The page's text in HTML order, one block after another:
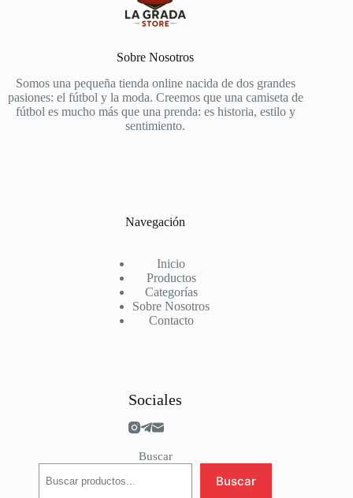
Sobre Nosotros
Somos una pequeña tienda online nacida de dos grandes
pasiones: el fútbol y la moda. Creemos que una camiseta de
fútbol es mucho más que una prenda: es historia, estilo y
sentimiento.
Navegación
Inicio
Productos
Categorías
Sobre Nosotros
Contacto
Sociales
Buscar
Buscar